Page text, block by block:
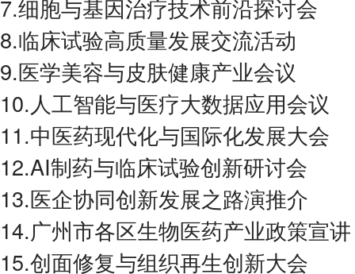
7.细胞与基因治疗技术前沿探讨会
8.临床试验高质量发展交流活动
9.医学美容与皮肤健康产业会议
10.人工智能与医疗大数据应用会议
11.中医药现代化与国际化发展大会
12.AI制药与临床试验创新研讨会
13.医企协同创新发展之路演推介
14.广州市各区生物医药产业政策宣讲
15.创面修复与组织再生创新大会